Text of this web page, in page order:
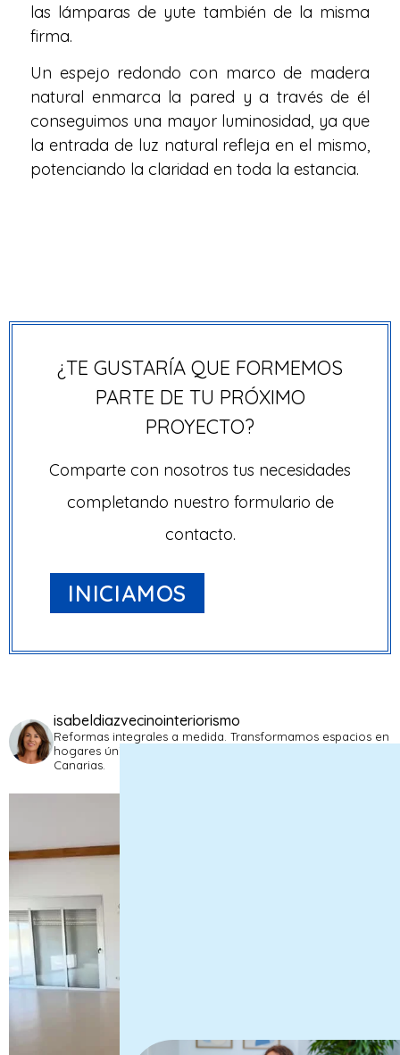
las lámparas de yute también de la misma
firma.
Un espejo redondo con marco de madera
natural enmarca la pared y a través de él
conseguimos una mayor luminosidad, ya que
la entrada de luz natural refleja en el mismo,
potenciando la claridad en toda la estancia.
¿TE GUSTARÍA QUE FORMEMOS
PARTE DE TU PRÓXIMO
PROYECTO?
Comparte con nosotros tus necesidades
completando nuestro formulario de
contacto.
INICIAMOS
isabeldiazvecinointeriorismo
Reformas integrales a medida. Transformamos espacios en
hogares únicos que reflejan tu bienestar.
Canarias.